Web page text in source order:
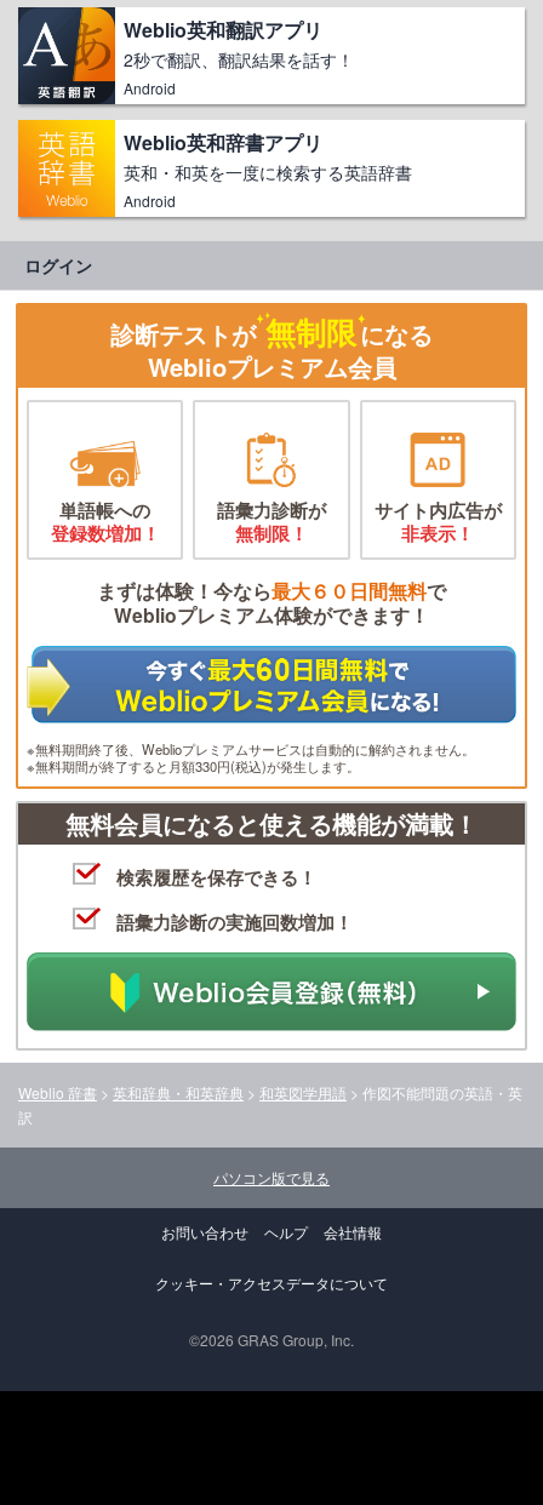
Weblio英和翻訳アプリ
2秒で翻訳、翻訳結果を話す！
Android
Weblio英和辞書アプリ
英和・和英を一度に検索する英語辞書
Android
ログイン
診断テストが 無制限になる
Weblioプレミアム会員
単語帳への
登録数増加！
語彙力診断が
無制限！
サイト内広告が
非表示！
まずは体験！今なら最大６０日間無料で
Weblioプレミアム体験ができます！
※無料期間終了後、Weblioプレミアムサービスは自動的に解約されません。
※無料期間が終了すると月額330円(税込)が発生します。
無料会員になると使える機能が満載！
検索履歴を保存できる！
語彙力診断の実施回数増加！
Weblio 辞書 > 英和辞典・和英辞典 > 和英図学用語 > 作図不能問題の英語・英
訳
パソコン版で見る
お問い合わせ ヘルプ 会社情報
クッキー・アクセスデータについて
©2026 GRAS Group, Inc.